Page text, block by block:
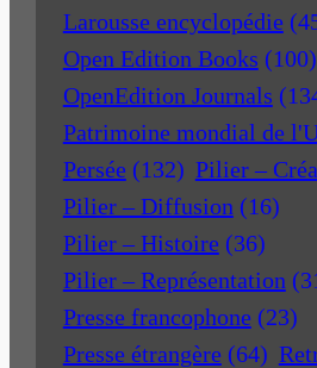
Larousse encyclopédie
Open Edition Books (100)
OpenEdition Journals
Patrimoine mondial de
Persée (132) Pilier –
Pilier – Diffusion (16)
Pilier – Histoire (36)
Pilier – Représentation
Presse francophone (23)
Presse étrangère (64)